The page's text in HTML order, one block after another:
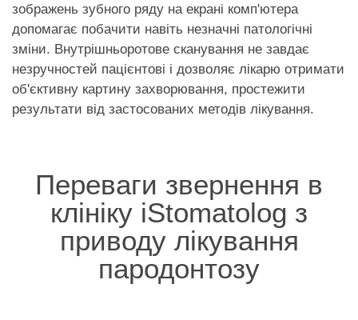
зображень зубного ряду на екрані комп'ютера
допомагає побачити навіть незначні патологічні
зміни. Внутрішньоротове сканування не завдає
незручностей пацієнтові і дозволяє лікарю отримати
об'єктивну картину захворювання, простежити
результати від застосованих методів лікування.
Переваги звернення в
клініку iStomatolog з
приводу лікування
пародонтозу